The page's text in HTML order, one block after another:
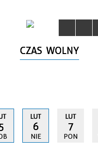
CZAS WOLNY
LUT
6
NIE
LUT
7
PON